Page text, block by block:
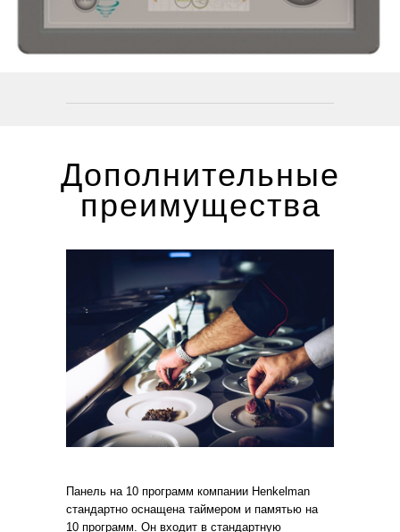
Дополнительные
преимущества
Панель на 10 программ компании Henkelman
стандартно оснащена таймером и памятью на
10 программ. Он входит в стандартную